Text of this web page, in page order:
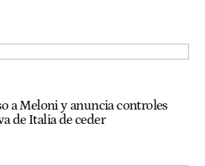
a Meloni y anuncia controles
de Italia de ceder